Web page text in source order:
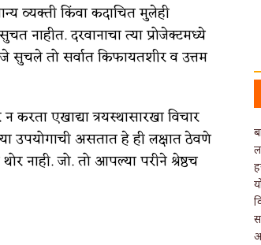
व्यक्ती किंवा कदाचित मुलेही
नाहीत. दरवानाचा त्या प्रोजेक्टमध्ये
जे सुचले तो सर्वात किफायतशीर व उत्तम
एखाद्या त्रयस्थासारखा विचार
उपयोगाची असतात हे ही लक्षात ठेवणे
नाही. जो. तो आपल्या परीने श्रेष्ठच